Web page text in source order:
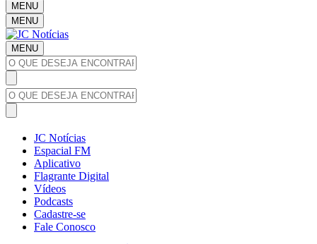
MENU
MENU
MENU
JC Notícias
Espacial FM
Aplicativo
Flagrante Digital
Vídeos
Podcasts
Cadastre-se
Fale Conosco